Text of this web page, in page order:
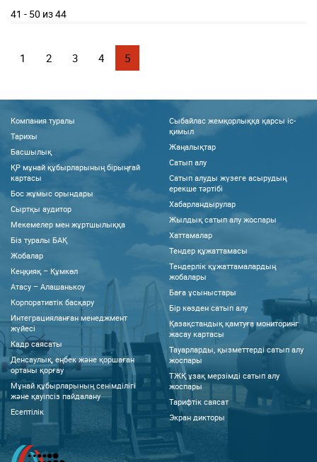
41 - 50 из 44
1 2 3 4 5
Компания туралы
Тарихы
Басшылық
ҚР мұнай құбырларының бірыңғай
картасы
Бос жұмыс орындары
Сыртқы аудитор
Мекемелер мен жұртшылыққа
Біз туралы БАҚ
Жобалар
Кеңқияқ – Құмкөл
Атасу – Алашанькоу
Корпоративтік басқару
Интеграцияланған менеджмент
жүйесі
Кадр саясаты
Денсаулық, еңбек және қоршаған
ортаны қорғау
Мұнай құбырларының сенімділігі
және қауіпсіз пайдалану
Есептілік
Сыбайлас жемқорлыққа қарсы іс-
қимыл
Жаңалықтар
Сатып алу
Сатып алуды жүзеге асырудың
ерекше тәртібі
Хабарландырулар
Жылдық сатып алу жоспары
Хаттамалар
Тендер құжаттамасы
Тендерлік құжаттамалардың
жобалары
Баға ұсыныстары
Бір көзден сатып алу
Қазақстандық қамтуға мониторинг
жасау картасы
Тауарларды, қызметтерді сатып алу
жоспары
ТЖҚ ұзақ мерзімді сатып алу
жоспары
Тарифтік саясат
Экран дикторы